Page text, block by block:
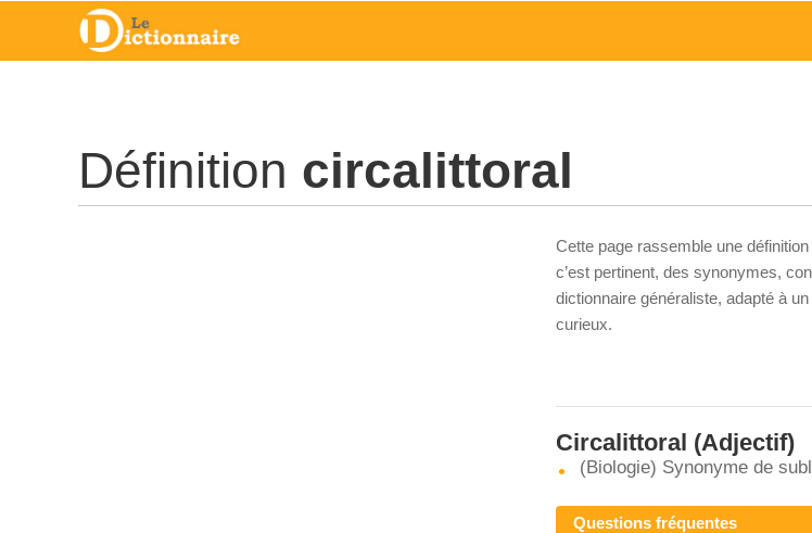
Définition circalittoral
Cette page rassemble une
c’est pertinent, des synonymes,
dictionnaire généraliste, adapté à
curieux.
Circalittoral (Adjectif)
(Biologie) Synonyme de
Questions fréquentes